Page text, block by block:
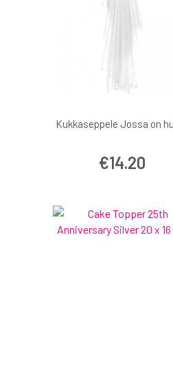
Kukkaseppele Jossa on
€14.20